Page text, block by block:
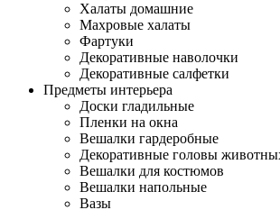
Халаты домашние
Махровые халаты
Фартуки
Декоративные наволочки
Декоративные салфетки
Предметы интерьера
Доски гладильные
Пленки на окна
Вешалки гардеробные
Декоративные головы
Вешалки для костюмов
Вешалки напольные
Вазы